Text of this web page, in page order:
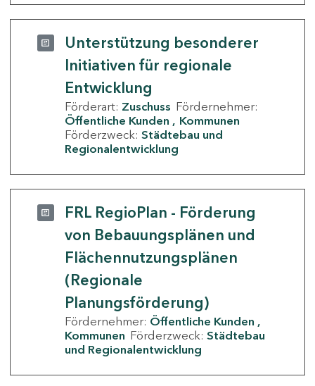
Unterstützung besonderer
Initiativen für regionale
Entwicklung
Förderart: Zuschuss Fördernehmer:
Öffentliche Kunden
Kommunen
Förderzweck: Städtebau und
Regionalentwicklung
FRL RegioPlan - Förderung
von Bebauungsplänen und
Flächennutzungsplänen
(Regionale
Planungsförderung)
Fördernehmer: Öffentliche Kunden
Kommunen Förderzweck: Städtebau
und Regionalentwicklung